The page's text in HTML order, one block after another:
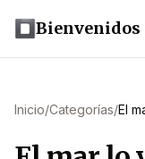
Bienvenidos
Inicio/Categorías/El